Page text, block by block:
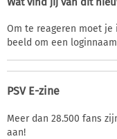
Om te reageren moet je
beeld om een
PSV E-zine
Meer dan 28.500 fans
aan!